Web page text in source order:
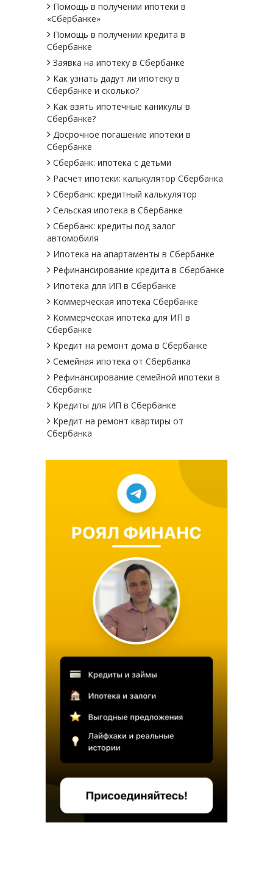
Помощь в получении ипотеки в
«Сбербанке»
Помощь в получении кредита в
Сбербанке
Заявка на ипотеку в Сбербанке
Как узнать дадут ли ипотеку в
Cбербанке и сколько?
Как взять ипотечные каникулы в
Сбербанке?
Досрочное погашение ипотеки в
Сбербанке
Сбербанк: ипотека с детьми
Расчет ипотеки: калькулятор Сбербанка
Сбербанк: кредитный калькулятор
Сельская ипотека в Сбербанке
Сбербанк: кредиты под залог
автомобиля
Ипотека на апартаменты в Сбербанке
Рефинансирование кредита в Сбербанке
Ипотека для ИП в Сбербанке
Коммерческая ипотека Сбербанке
Коммерческая ипотека для ИП в
Сбербанке
Кредит на ремонт дома в Сбербанке
Семейная ипотека от Сбербанка
Рефинансирование семейной ипотеки в
Сбербанке
Кредиты для ИП в Сбербанке
Кредит на ремонт квартиры от
Сбербанка